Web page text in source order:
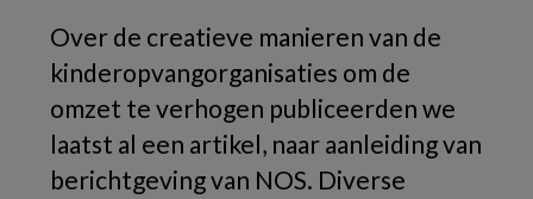
Over de creatieve manieren van de
kinderopvangorganisaties om de
omzet te verhogen publiceerden we
laatst al een artikel, naar aanleiding van
berichtgeving van NOS. Diverse